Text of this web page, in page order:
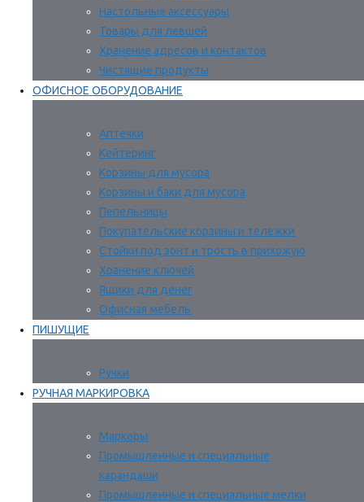
Настольные аксессуары
Товары для левшей
Хранение адресов и контактов
Чистящие продукты
ОФИСНОЕ ОБОРУДОВАНИЕ
Аптечки
Кейтеринг
Корзины для мусора
Корзины и баки для мусора
Пепельницы
Покупательские корзины и тележки
Стойки под зонт и трость в прихожую
Хранение ключей
Ящики для денег
Офисная мебель
ПИШУЩИЕ
Ручки
РУЧНАЯ МАРКИРОВКА
Маркеры
Промышленные и специальные
карандаши
Промышленные и специальные мелки